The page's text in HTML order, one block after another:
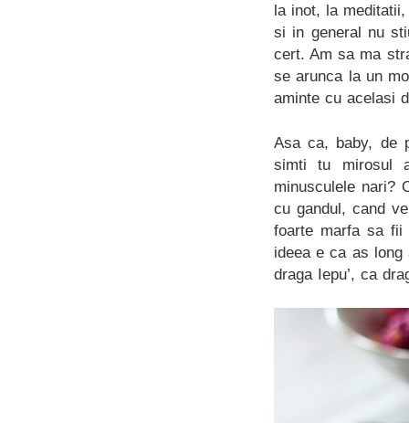
la inot, la
si in general nu
cert. Am sa ma
se arunca la un
aminte cu acelasi
Asa ca, baby, de
simti tu mirosul
minusculele nari?
cu gandul, cand
foarte marfa sa fii
ideea e ca as
draga Iepu’, ca